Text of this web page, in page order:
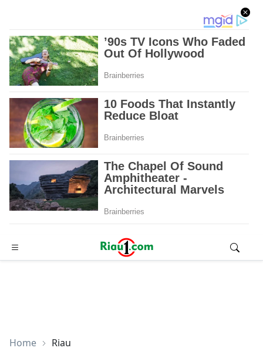
Advertisement
Home Riau